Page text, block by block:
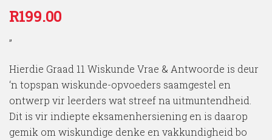
R199.00
”
Hierdie Graad 11 Wiskunde Vrae & Antwoorde is deur
‘n topspan wiskunde-opvoeders saamgestel en
ontwerp vir leerders wat streef na uitmuntendheid.
Dit is vir indiepte eksamenhersiening en is daarop
gemik om wiskundige denke en vakkundigheid bo